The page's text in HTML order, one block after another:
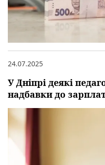
У Дніпрі деякі
надбавки до
24.07.2025